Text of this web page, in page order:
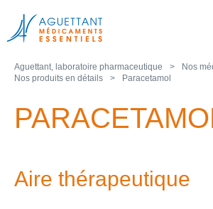
Aguettant, laboratoire pharmaceutique
Nos
Nos produits en détails
Paracetamol
Aire thérapeutique